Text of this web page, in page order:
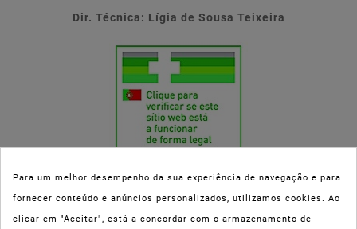
Dir. Técnica: Lígia de Sousa Teixeira
Esta parafarmácia (Farmaoli) encontra-se autorizada pelo INFARMED
Para um melhor desempenho da sua experiência de navegação e para
fornecer conteúdo e anúncios personalizados, utilizamos cookies. Ao
clicar em "Aceitar", está a concordar com o armazenamento de